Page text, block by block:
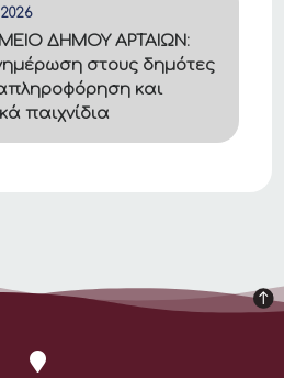
ΔΗΜΟΥ ΑΡΤΑΙΩΝ:
στους δημότες
και
παιχνίδια